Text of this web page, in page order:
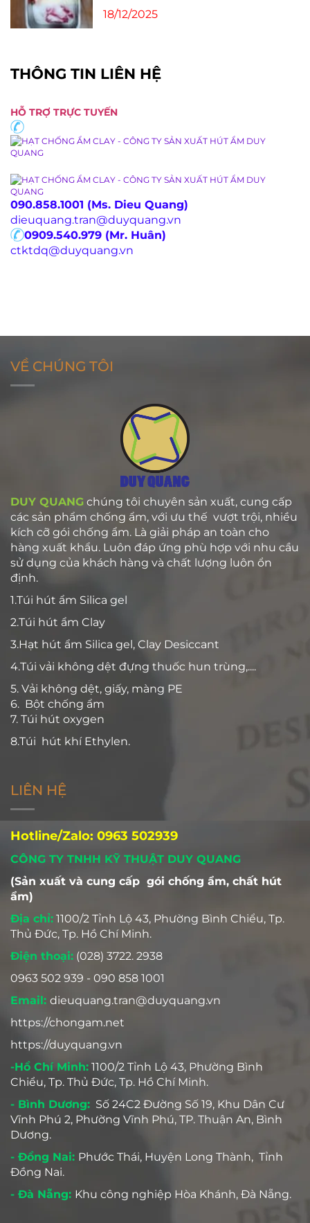
2GR, 3GR, 5GR, 10,GR 20GR, 30GR,
50GR
HẠN DÙNG TÚI HÚT ẨM- GÓI HÚT
ẨM DÙNG ĐƯỢC BAO LÂU?
15/05/2026
CÁT LÀM HOA KHÔ - SILICAGEL
18/12/2025
THÔNG TIN LIÊN HỆ
090.858.1001 (Ms. Dieu Quang)
dieuquang.tran@duyquang.vn
0909.540.979 (Mr. Huân)
ctktdq@duyquang.vn
VỀ CHÚNG TÔI
DUY QUANGchúng tôi chuyên sản xuất, cung cấp
các sản phẩm chống ẩm, với ưu thế vượt trội, nhiều
kích cỡ gói chống ẩm. Là giải pháp an toàn cho
hàng xuất khẩu. Luôn đáp ứng phù hợp với nhu cầu
sử dụng của khách hàng và chất lượng luôn ổn
định.
2.Túi hút ẩm Clay
3.Hạt hút ẩm Silica gel, Clay Desiccant
4.Túi vải không dệt đựng thuốc hun trùng,....
5. Vải không dệt, giấy, màng PE
7. Túi hút oxygen
LIÊN HỆ
Hotline/Zalo: 0963 502939
CÔNG TY TNHH KỸ THUẬT DUY QUANG
(Sản xuất và cung cấp gói chống ẩm, chất hút
ẩm)
Địa chỉ: 1100/2 Tỉnh Lộ 43, Phường Bình Chiểu, Tp.
Thủ Đức, Tp. Hồ Chí Minh.
Điện thoại: (028) 3722. 2938
0963 502 939 - 090 858 1001
Email: dieuquang.tran@duyquang.vn
https://chongam.net